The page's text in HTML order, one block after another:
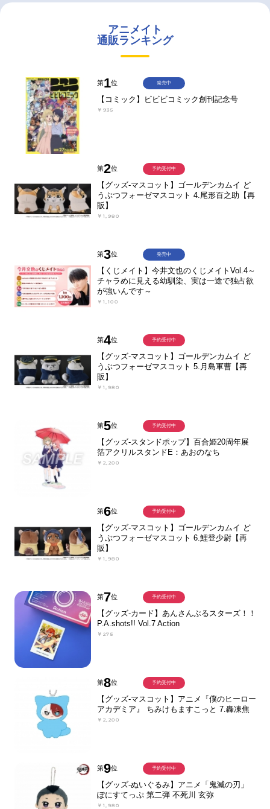
アニメイト
通販ランキング
第1位
【コミック】ビビビコミック創刊記念号
￥935
発売中
第2位
【グッズ-マスコット】ゴールデンカムイ ど
うぶつフォーゼマスコット 4.尾形百之助【再
販】
￥1,980
予約受付中
第3位
【くじメイト】今井文也のくじメイトVol.4～
チャラめに見える幼馴染、実は一途で独占欲
が強いんです～
￥1,100
発売中
第4位
【グッズ-マスコット】ゴールデンカムイ ど
うぶつフォーゼマスコット 5.月島軍曹【再
販】
￥1,980
予約受付中
第5位
【グッズ-スタンドポップ】百合姫20周年展
箔アクリルスタンドE：あおのなち
￥2,200
予約受付中
第6位
【グッズ-マスコット】ゴールデンカムイ ど
うぶつフォーゼマスコット 6.鯉登少尉【再
販】
￥1,980
予約受付中
第7位
【グッズ-カード】あんさんぶるスターズ！！
P.A.shots!! Vol.7 Action
￥275
予約受付中
第8位
【グッズ-マスコット】アニメ『僕のヒーロー
アカデミア』 ちみけもますこっと 7.轟凍焦
￥2,200
予約受付中
第9位
【グッズ-ぬいぐるみ】アニメ「鬼滅の刃」
ぽにすてっぷ 第二弾 不死川 玄弥
￥1,980
予約受付中